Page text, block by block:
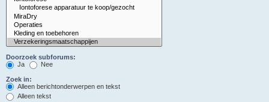
Doorzoek subforums:
Ja
Nee
Zoek in:
Alleen berichtonderwerpen en tekst
Alleen tekst